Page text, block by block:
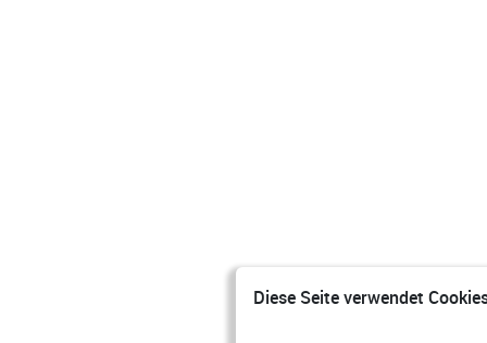
Diese Seite verwendet